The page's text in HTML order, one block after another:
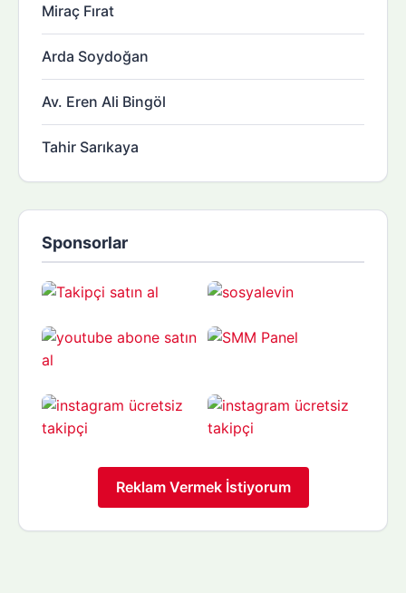
Miraç Fırat
Arda Soydoğan
Av. Eren Ali Bingöl
Tahir Sarıkaya
Sponsorlar
Reklam Vermek İstiyorum